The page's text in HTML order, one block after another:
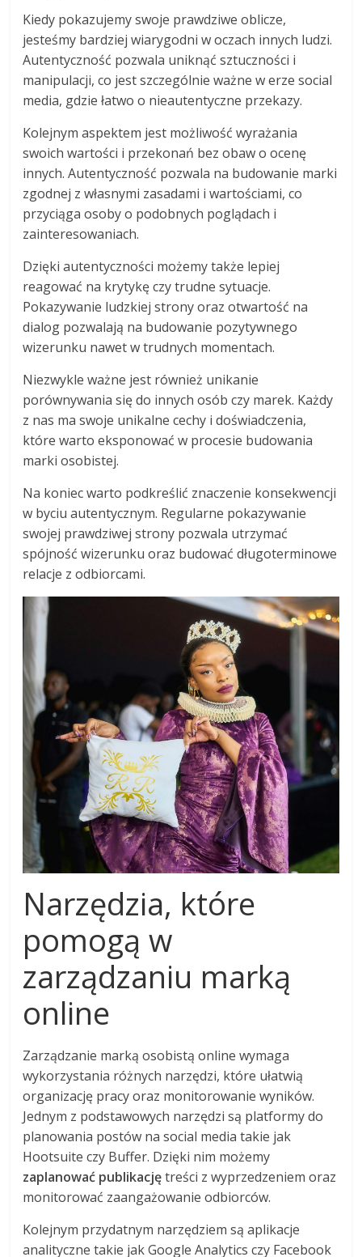
Kiedy pokazujemy swoje prawdziwe oblicze,
jesteśmy bardziej wiarygodni w oczach innych ludzi.
Autentyczność pozwala uniknąć sztuczności i
manipulacji, co jest szczególnie ważne w erze social
media, gdzie łatwo o nieautentyczne przekazy.
Kolejnym aspektem jest możliwość wyrażania
swoich wartości i przekonań bez obaw o ocenę
innych. Autentyczność pozwala na budowanie marki
zgodnej z własnymi zasadami i wartościami, co
przyciąga osoby o podobnych poglądach i
zainteresowaniach.
Dzięki autentyczności możemy także lepiej
reagować na krytykę czy trudne sytuacje.
Pokazywanie ludzkiej strony oraz otwartość na
dialog pozwalają na budowanie pozytywnego
wizerunku nawet w trudnych momentach.
Niezwykle ważne jest również unikanie
porównywania się do innych osób czy marek. Każdy
z nas ma swoje unikalne cechy i doświadczenia,
które warto eksponować w procesie budowania
marki osobistej.
Na koniec warto podkreślić znaczenie konsekwencji
w byciu autentycznym. Regularne pokazywanie
swojej prawdziwej strony pozwala utrzymać
spójność wizerunku oraz budować długoterminowe
relacje z odbiorcami.
Narzędzia, które
pomogą w
zarządzaniu marką
online
Zarządzanie marką osobistą online wymaga
wykorzystania różnych narzędzi, które ułatwią
organizację pracy oraz monitorowanie wyników.
Jednym z podstawowych narzędzi są platformy do
planowania postów na social media takie jak
Hootsuite czy Buffer. Dzięki nim możemy
zaplanować publikacjętreści z wyprzedzeniem oraz
monitorować zaangażowanie odbiorców.
Kolejnym przydatnym narzędziem są aplikacje
analityczne takie jak Google Analytics czy Facebook